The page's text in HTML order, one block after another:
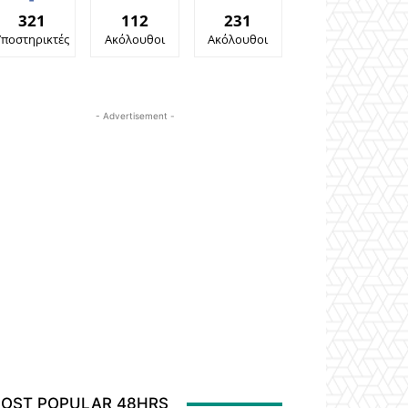
321 112
Ακόλουθοι
231
Ακόλουθοι
- Advertisement -
POPULAR 48HRS